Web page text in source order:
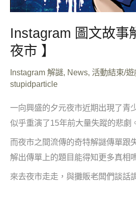
Instagram 圖文故事
夜市 】
Instagram 解謎, News, 活動結束/
stupidparticle
一向興盛的夕元夜市近期出現了青
似乎重演了15年前大量失蹤的悲劇
而夜市之間流傳的奇特解謎傳單跟
解出傳單上的題目能得知更多真相
來去夜市走走，與攤販老闆們談話
】